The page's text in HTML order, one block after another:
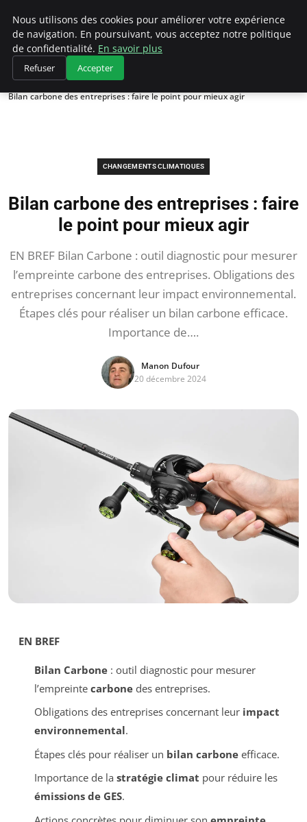
Climategatecountryclub.com
Accueil
Changements climatiques
Bilan carbone des entreprises : faire le point pour mieux agir
CHANGEMENTS CLIMATIQUES
Bilan carbone des entreprises : faire
le point pour mieux agir
EN BREF Bilan Carbone : outil diagnostic pour mesurer
l’empreinte carbone des entreprises. Obligations des
entreprises concernant leur impact environnemental.
Étapes clés pour réaliser un bilan carbone efficace.
Importance de….
Manon Dufour
20 décembre 2024
EN BREF
Bilan Carbone: outil diagnostic pour mesurer
l’empreinte carbonedes entreprises.
Obligations des entreprises concernant leur impact
environnemental.
Étapes clés pour réaliser un bilan carboneefficace.
Importance de la stratégie climat pour réduire les
émissions de GES.
Nous utilisons des cookies pour améliorer votre expérience
de navigation. En poursuivant, vous acceptez notre politique
de confidentialité. En savoir plus
Refuser Accepter